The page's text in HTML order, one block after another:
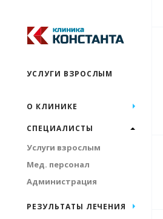
УСЛУГИ ВЗРОСЛЫМ
О КЛИНИКЕ
СПЕЦИАЛИСТЫ
Услуги взрослым
Мед. персонал
Администрация
РЕЗУЛЬТАТЫ ЛЕЧЕНИЯ